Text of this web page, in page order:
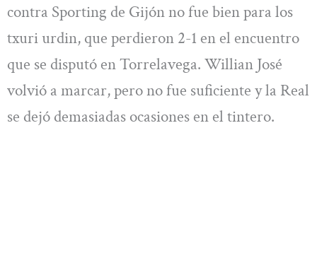
contra Sporting de Gijón no fue bien para los
txuri urdin, que perdieron 2-1 en el encuentro
que se disputó en Torrelavega. Willian José
volvió a marcar, pero no fue suficiente y la Real
se dejó demasiadas ocasiones en el tintero.